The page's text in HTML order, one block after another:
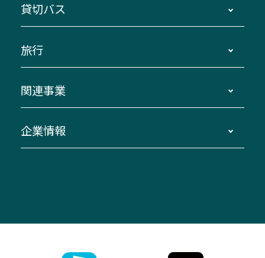
路線バスのご利用方法
三重交通接近情報バスロケーションシステム
ダイヤ改正情報
迂回・休止について
臨時バスについて
伊勢二見鳥羽周遊バスCANばす
「みえブルーライン」（三重大学病院直通バ
神都ライナー
南紀・VISON～横浜・東京・埼玉
伊賀～名古屋
南紀～VISON～名古屋
湯の山温泉～名古屋
桑名・長島温泉・金城ふ頭駅～中部国際空港
（休止中）
お客様駐車場のご案内
貸切バス
貸切バスのご利用について
お問い合わせ
旅行
貸切バス団体旅行
美し国周遊ばす
関連事業
自家用自動車車両運行管理
ザ・バスコレクション三重交通バスセット
企業情報